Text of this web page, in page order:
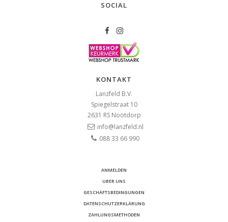
SOCIAL
KONTAKT
Lanzfeld B.V.
Spiegelstraat 10
2631 RS Nootdorp
info@lanzfeld.nl
088 33 66 990
ANMELDEN
UBER UNS
GESCHÄFTSBEDINGUNGEN
DATENSCHUTZERKLÄRUNG
ZAHLUNGSMETHODEN